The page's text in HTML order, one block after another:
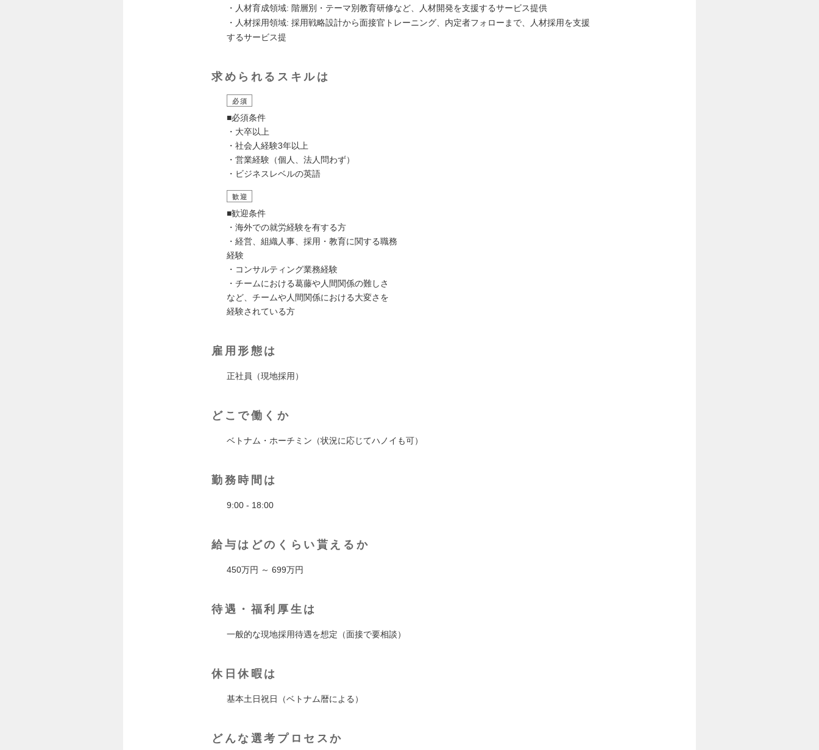
・人材育成領域: 階層別・テーマ別教育研修など、人材開発を支援するサービス提供
・人材採用領域: 採用戦略設計から面接官トレーニング、内定者フォローまで、人材採用を支援
するサービス提
求められるスキルは
必須
■必須条件
・大卒以上
・社会人経験3年以上
・営業経験（個人、法人問わず）
・ビジネスレベルの英語
歓迎
■歓迎条件
・海外での就労経験を有する方
・経営、組織人事、採用・教育に関する職務
経験
・コンサルティング業務経験
・チームにおける葛藤や人間関係の難しさ
など、チームや人間関係における大変さを
経験されている方
雇用形態は
正社員（現地採用）
どこで働くか
ベトナム・ホーチミン（状況に応じてハノイも可）
勤務時間は
9:00 - 18:00
給与はどのくらい貰えるか
450万円 ～ 699万円
待遇・福利厚生は
一般的な現地採用待遇を想定（面接で要相談）
休日休暇は
基本土日祝日（ベトナム暦による）
どんな選考プロセスか